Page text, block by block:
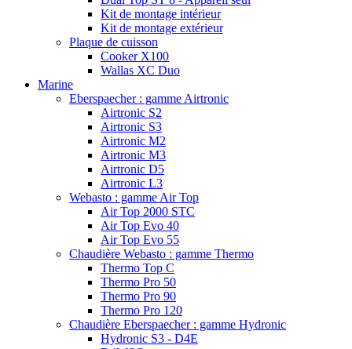
Kit de montage intérieur
Kit de montage extérieur
Plaque de cuisson
Cooker X100
Wallas XC Duo
Marine
Eberspaecher : gamme Airtronic
Airtronic S2
Airtronic S3
Airtronic M2
Airtronic M3
Airtronic D5
Airtronic L3
Webasto : gamme Air Top
Air Top 2000 STC
Air Top Evo 40
Air Top Evo 55
Chaudière Webasto : gamme Thermo
Thermo Top C
Thermo Pro 50
Thermo Pro 90
Thermo Pro 120
Chaudière Eberspaecher : gamme Hydronic
Hydronic S3 - D4E